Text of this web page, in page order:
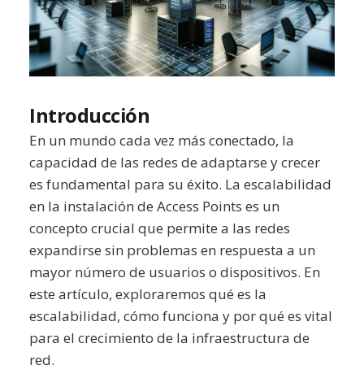
Introducción
En un mundo cada vez más conectado, la
capacidad de las redes de adaptarse y crecer
es fundamental para su éxito. La escalabilidad
en la instalación de Access Points es un
concepto crucial que permite a las redes
expandirse sin problemas en respuesta a un
mayor número de usuarios o dispositivos. En
este artículo, exploraremos qué es la
escalabilidad, cómo funciona y por qué es vital
para el crecimiento de la infraestructura de
red.